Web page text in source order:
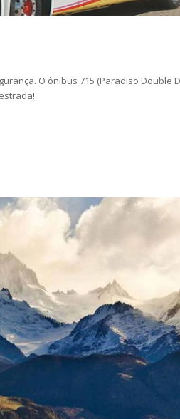
O ônibus 715 (Paradiso Double